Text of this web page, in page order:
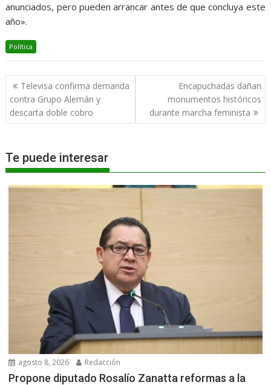
anunciados, pero pueden arrancar antes de que concluya este
año».
Política
Navegación
de
entradas
Televisa confirma demanda
contra Grupo Alemán y
descarta doble cobro
Encapuchadas dañan
monumentos históricos
durante marcha feminista
Te puede interesar
agosto 8, 2026 Redacción
Propone diputado Rosalío Zanatta reformas a la